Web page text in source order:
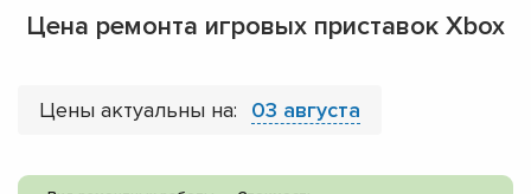
Цена ремонта игровых приставок Xbox
Цены актуальны на: 03 августа